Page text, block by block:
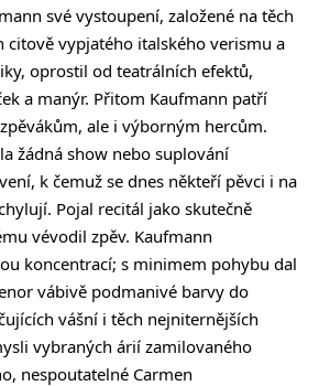
své vystoupení, založené na těch
citově vypjatého italského verismu a
oprostil od teatrálních efektů,
a manýr. Přitom Kaufmann patří
ale i výborným hercům.
žádná show nebo suplování
k čemuž se dnes někteří pěvci i na
Pojal recitál jako skutečně
vévodil zpěv. Kaufmann
koncentrací; s minimem pohybu dal
vábivě podmanivé barvy do
vášní i těch nejniternějších
vybraných árií zamilovaného
nespoutatelné Carmen